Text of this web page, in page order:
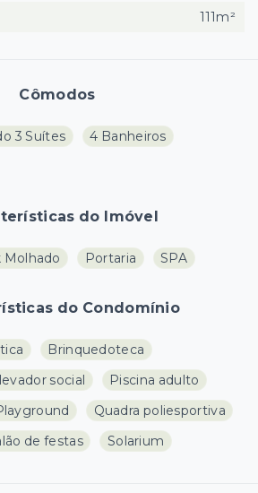
Cômodos
3 Suítes
4 Banheiros
do Imóvel
Molhado Portaria SPA
do Condomínio
Brinquedoteca
social
Piscina adulto
Quadra poliesportiva
de festas Solarium
111m²